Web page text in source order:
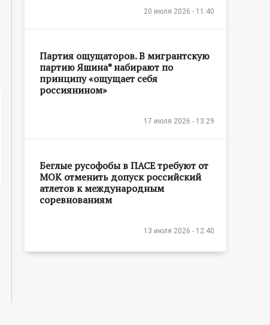
20 июля 2026 - 11:40
Партия ощущаторов. В мигрантскую
партию Яшина* набирают по
принципу «ощущает себя
россиянином»
17 июля 2026 - 13:29
Беглые русофобы в ПАСЕ требуют от
МОК отменить допуск российский
атлетов к международным
соревнованиям
13 июля 2026 - 12:40